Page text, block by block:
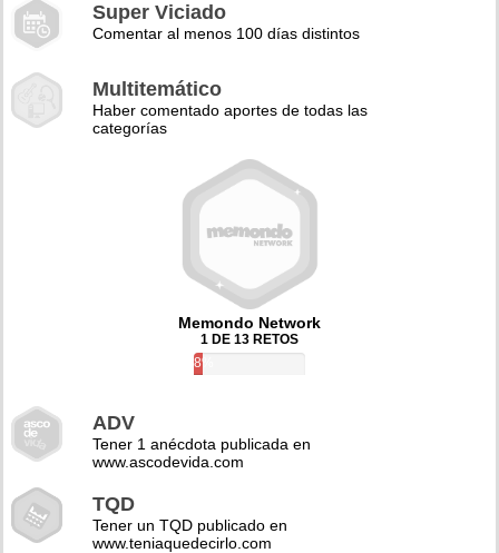
Super Viciado
Comentar al menos 100 días distintos
Multitemático
Haber comentado aportes de todas las
categorías
Memondo Network
1 DE 13 RETOS
8%
ADV
Tener 1 anécdota publicada en
www.ascodevida.com
TQD
Tener un TQD publicado en
www.teniaquedecirlo.com